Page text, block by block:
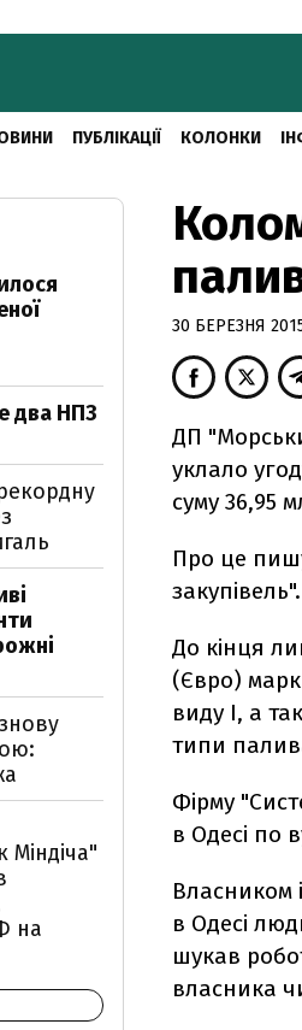
ПУБЛІКАЦІЇ КОЛОНКИ
30 БЕРЕЗНЯ
ДП
уклало
суму 36,95
Про це
закупівель".
До кінця
(Євро)
виду І, а
типи
Фірму
в Одесі по
Власником
в Одесі
шукав
власника
два НПЗ
Міндіча"
на